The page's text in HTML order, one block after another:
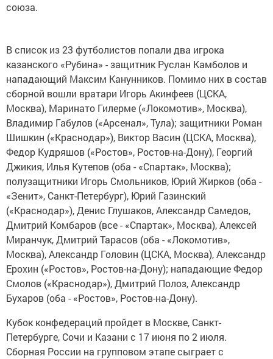
союза.
В список из 23 футболистов попали два игрока
казанского «Рубина» - защитник Руслан Камболов и
нападающий Максим Канунников. Помимо них в состав
сборной вошли вратари Игорь Акинфеев (ЦСКА,
Москва), Маринато Гилерме («Локомотив», Москва),
Владимир Габулов («Арсенал», Тула); защитники Роман
Шишкин («Краснодар»), Виктор Васин (ЦСКА, Москва),
Федор Кудряшов («Ростов», Ростов-на-Дону), Георгий
Джикия, Илья Кутепов (оба - «Спартак», Москва);
полузащитники Игорь Смольников, Юрий Жирков (оба -
«Зенит», Санкт-Петербург), Юрий Газинский
(«Краснодар»), Денис Глушаков, Александр Самедов,
Дмитрий Комбаров (все - «Спартак», Москва), Алексей
Миранчук, Дмитрий Тарасов (оба - «Локомотив»,
Москва), Александр Головин (ЦСКА, Москва), Александр
Ерохин («Ростов», Ростов-на-Дону); нападающие Федор
Смолов («Краснодар»), Дмитрий Полоз, Александр
Бухаров (оба - «Ростов», Ростов-на-Дону).
Кубок конфедераций пройдет в Москве, Санкт-
Петербурге, Сочи и Казани с 17 июня по 2 июля.
Сборная России на групповом этапе сыграет с